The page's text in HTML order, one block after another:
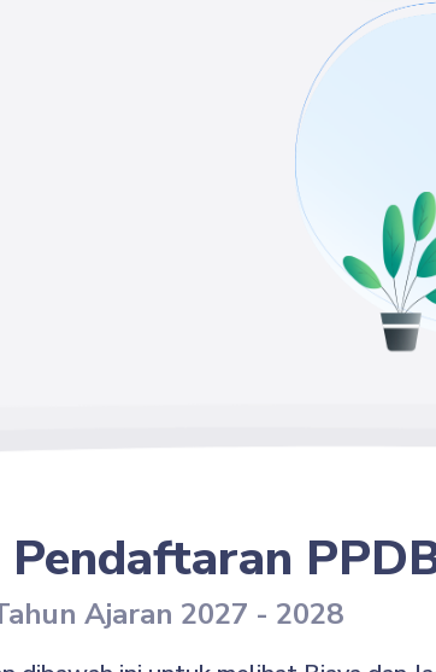
Ajaran 2027 - 2028